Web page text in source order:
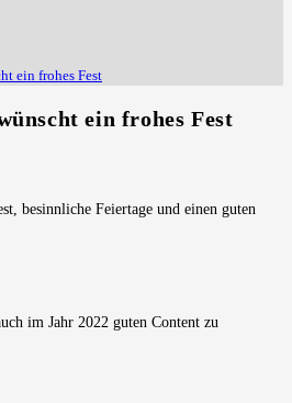
ein frohes Fest
ein frohes Fest
besinnliche Feiertage und einen guten
im Jahr 2022 guten Content zu